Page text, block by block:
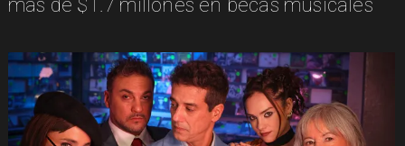
más de $1.7 millones en becas musicales